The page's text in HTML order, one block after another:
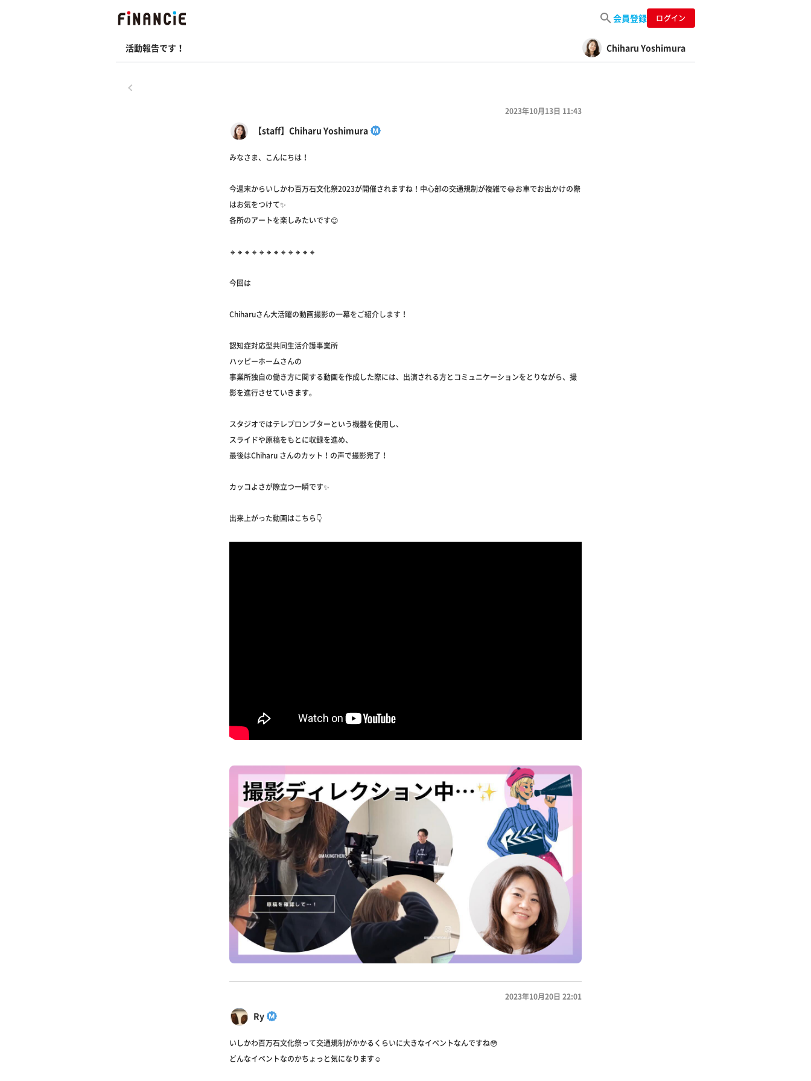
会員登録 ログイン
活動報告です！ Chiharu Yoshimura
【staff】Chiharu Yoshimura
2023年10月13日 11:43
みなさま、こんにちは！
今週末からいしかわ百万石文化祭2023が開催されますね！中心部の交通規制が複雑で😂お車でお出かけの際
はお気をつけて✨
各所のアートを楽しみたいです😊
🔸🔸🔸🔸🔸🔸🔸🔸🔸🔸🔸🔸
今回は
Chiharuさん大活躍の動画撮影の一幕をご紹介します！
認知症対応型共同生活介護事業所
ハッピーホームさんの
事業所独自の働き方に関する動画を作成した際には、出演される方とコミュニケーションをとりながら、撮
影を進行させていきます。
スタジオではテレプロンプターという機器を使用し、
スライドや原稿をもとに収録を進め、
最後はChiharu さんのカット！の声で撮影完了！
カッコよさが際立つ一瞬です✨
出来上がった動画はこちら👇
Ry
2023年10月20日 22:01
いしかわ百万石文化祭って交通規制がかかるくらいに大きなイベントなんですね😳
どんなイベントなのかちょっと気になります☺️